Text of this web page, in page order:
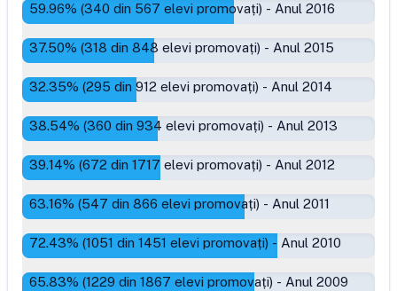
59.96% (340 din 567 elevi promovați) - Anul 2016
37.50% (318 din 848 elevi promovați) - Anul 2015
32.35% (295 din 912 elevi promovați) - Anul 2014
38.54% (360 din 934 elevi promovați) - Anul 2013
39.14% (672 din 1717 elevi promovați) - Anul 2012
63.16% (547 din 866 elevi promovați) - Anul 2011
72.43% (1051 din 1451 elevi promovați) - Anul 2010
65.83% (1229 din 1867 elevi promovați) - Anul 2009